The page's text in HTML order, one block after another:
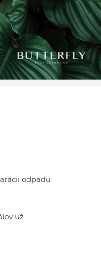
odpadu
už